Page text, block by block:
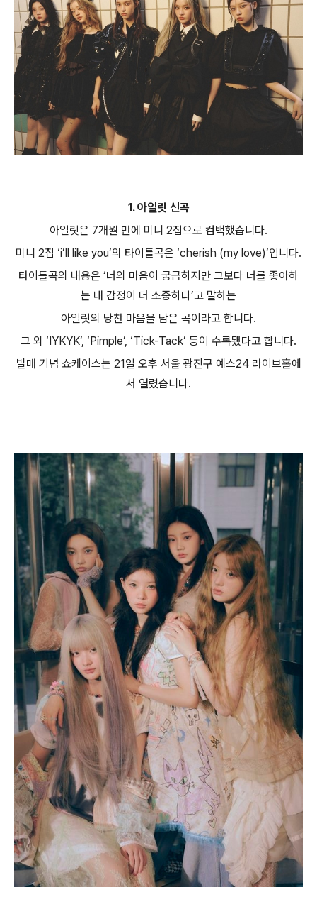
1. 아일릿 신곡
아일릿은 7개월 만에 미니 2집으로 컴백했습니다.
미니 2집 ‘i’ll like you’의 타이틀곡은 ‘cherish (my love)’입니다.
타이틀곡의 내용은 ‘너의 마음이 궁금하지만 그보다 너를 좋아하
는 내 감정이 더 소중하다’고 말하는
아일릿의 당찬 마음을 담은 곡이라고 합니다.
그 외 ‘IYKYK’, ‘Pimple’, ‘Tick-Tack’ 등이 수록됐다고 합니다.
발매 기념 쇼케이스는 21일 오후 서울 광진구 예스24 라이브홀에
서 열렸습니다.